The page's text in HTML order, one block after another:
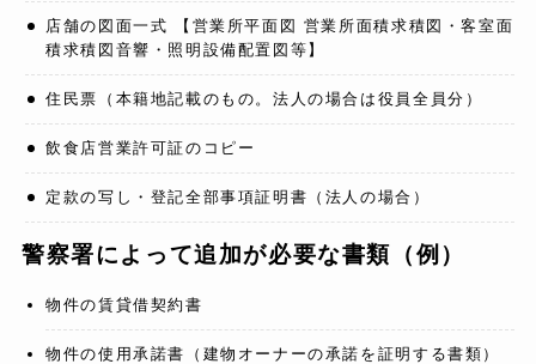
店舗の図面一式 【営業所平面図 営業所面積求積図・客室面
積求積図音響・照明設備配置図等】
住民票（本籍地記載のもの。法人の場合は役員全員分）
飲食店営業許可証のコピー
定款の写し・登記全部事項証明書（法人の場合）
警察署によって追加が必要な書類（例）
物件の賃貸借契約書
物件の使用承諾書（建物オーナーの承諾を証明する書類）